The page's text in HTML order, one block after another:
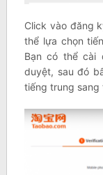
Click vào đăng
thể lựa chọn
Bạn có thể cài
duyệt, sau đó
tiếng trung sang